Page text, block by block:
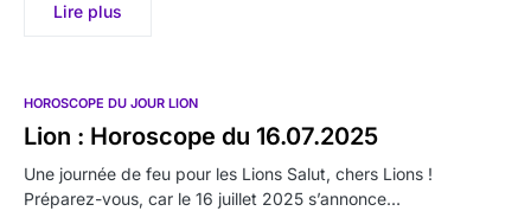
Lire plus
HOROSCOPE DU JOUR LION
Lion : Horoscope du 16.07.2025
Une journée de feu pour les Lions Salut, chers Lions !
Préparez-vous, car le 16 juillet 2025 s’annonce…